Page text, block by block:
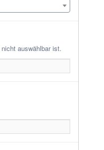
auswählbar ist.